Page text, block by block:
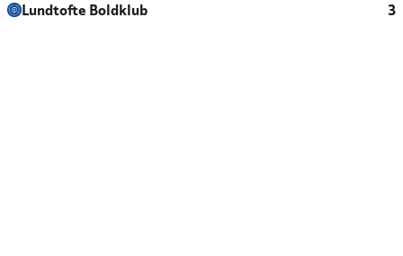
Lundtofte Boldklub
3